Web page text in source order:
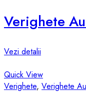
Vezi detalii
Quick View
Verighete, Verighete